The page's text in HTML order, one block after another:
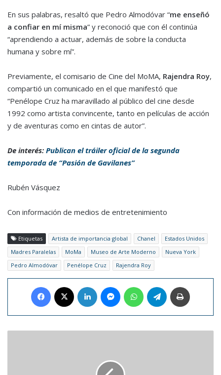
En sus palabras, resaltó que Pedro Almodóvar “me enseñó
a confiar en mí misma” y reconoció que con él continúa
“aprendiendo a actuar, además de sobre la conducta
humana y sobre mí”.
Previamente, el comisario de Cine del MoMA, Rajendra Roy,
compartió un comunicado en el que manifestó que
“Penélope Cruz ha maravillado al público del cine desde
1992 como artista convincente, tanto en películas de acción
y de aventuras como en cintas de autor”.
De interés: Publican el tráiler oficial de la segunda
temporada de “Pasión de Gavilanes”
Rubén Vásquez
Con información de medios de entretenimiento
Etiquetas Artista de importancia global Chanel
Estados Unidos
Madres Paralelas
MoMa Museo de Arte Moderno
Nueva York
Pedro Almodóvar
Penélope Cruz Rajendra Roy
Facebook LinkedIn MessengerWhatsAppTelegram